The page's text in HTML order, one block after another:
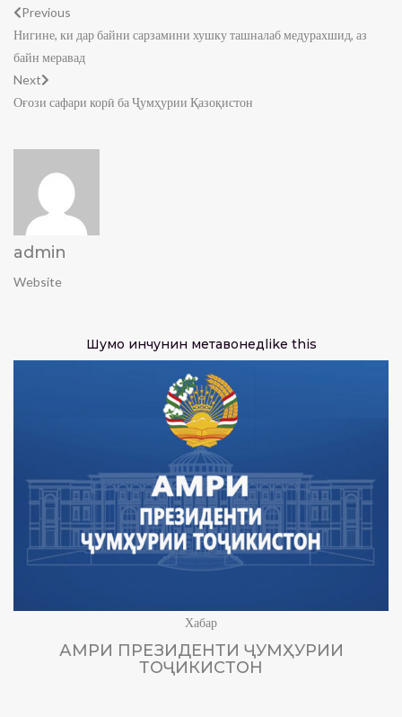
Previous
Нигине, ки дар байни сарзамини хушку ташналаб медурахшид, аз
байн меравад
Next
Оғози сафари корӣ ба Ҷумҳурии Қазоқистон
admin
Website
Шумо инчунин метавонед like this
Хабар
АМРИ ПРЕЗИДЕНТИ ҶУМҲУРИИ
ТОҶИКИСТОН